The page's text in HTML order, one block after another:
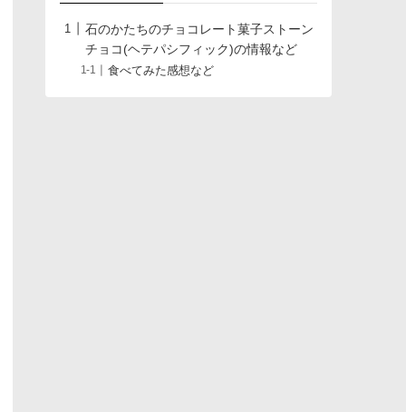
石のかたちのチョコレート菓子ストーン
チョコ(ヘテパシフィック)の情報など
食べてみた感想など